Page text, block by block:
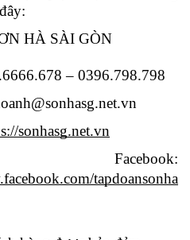
HÀ SÀI GÒN
– 0396.798.798
sonhasg.net.vn
Facebook:
tapdoansonha